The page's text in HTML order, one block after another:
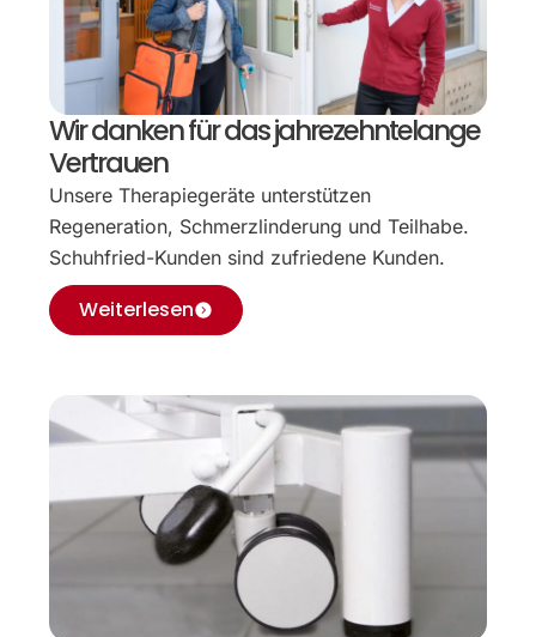
Wir danken für das jahrezehntelange
Vertrauen
Unsere Therapiegeräte unterstützen
Regeneration, Schmerzlinderung und Teilhabe.
Schuhfried-Kunden sind zufriedene Kunden.
Weiterlesen